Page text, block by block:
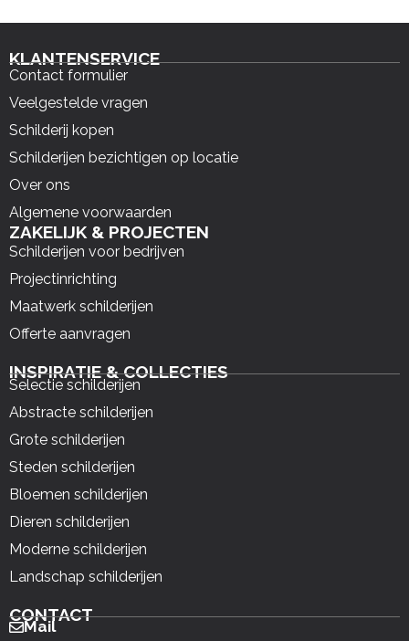
KLANTENSERVICE
Contact formulier
Veelgestelde vragen
Schilderij kopen
Schilderijen bezichtigen op locatie
Over ons
Algemene voorwaarden
ZAKELIJK & PROJECTEN
Schilderijen voor bedrijven
Projectinrichting
Maatwerk schilderijen
Offerte aanvragen
INSPIRATIE & COLLECTIES
Selectie schilderijen
Abstracte schilderijen
Grote schilderijen
Steden schilderijen
Bloemen schilderijen
Dieren schilderijen
Moderne schilderijen
Landschap schilderijen
CONTACT
Mail